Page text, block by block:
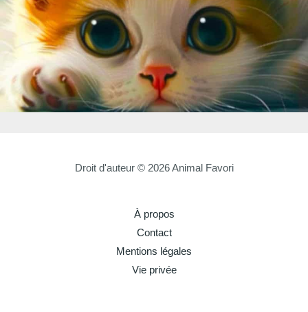
Droit d'auteur © 2026 Animal Favori
À propos
Contact
Mentions légales
Vie privée